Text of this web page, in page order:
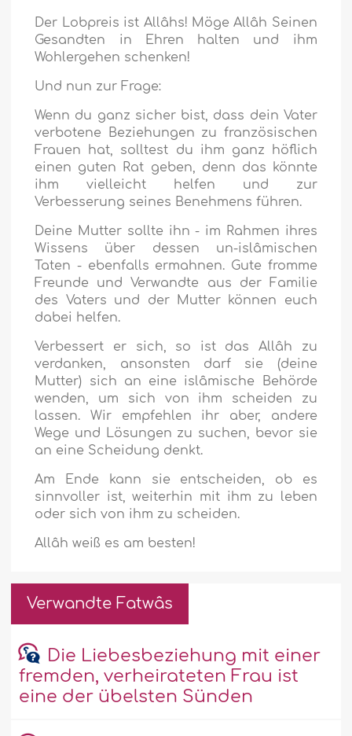
Der Lobpreis ist Allâhs! Möge Allâh Seinen
Gesandten in Ehren halten und ihm
Wohlergehen schenken!
Und nun zur Frage:
Wenn du ganz sicher bist, dass dein Vater
verbotene Beziehungen zu französischen
Frauen hat, solltest du ihm ganz höflich
einen guten Rat geben, denn das könnte
ihm vielleicht helfen und zur
Verbesserung seines Benehmens führen.
Deine Mutter sollte ihn - im Rahmen ihres
Wissens über dessen un-islâmischen
Taten - ebenfalls ermahnen. Gute fromme
Freunde und Verwandte aus der Familie
des Vaters und der Mutter können euch
dabei helfen.
Verbessert er sich, so ist das Allâh zu
verdanken, ansonsten darf sie (deine
Mutter) sich an eine islâmische Behörde
wenden, um sich von ihm scheiden zu
lassen. Wir empfehlen ihr aber, andere
Wege und Lösungen zu suchen, bevor sie
an eine Scheidung denkt.
Am Ende kann sie entscheiden, ob es
sinnvoller ist, weiterhin mit ihm zu leben
oder sich von ihm zu scheiden.
Allâh weiß es am besten!
Verwandte Fatwâs
Die Liebesbeziehung mit einer
fremden, verheirateten Frau ist
eine der übelsten Sünden